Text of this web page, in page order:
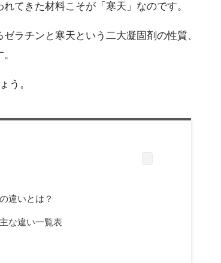
てきた材料こそが「寒天」なのです。
ラチンと寒天という二大凝固剤の性質、
う。
違いとは？
な違い一覧表